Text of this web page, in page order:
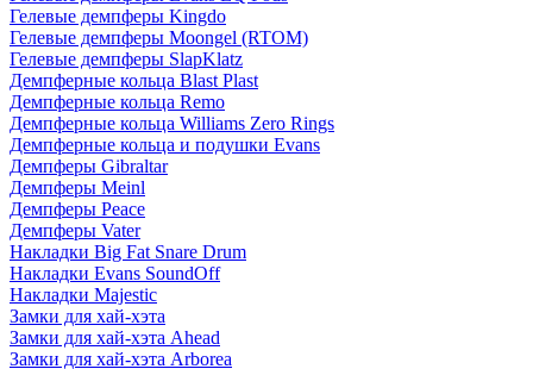
Гелевые демпферы Kingdo
Гелевые демпферы Moongel (RTOM)
Гелевые демпферы SlapKlatz
Демпферные кольца Blast Plast
Демпферные кольца Remo
Демпферные кольца Williams Zero Rings
Демпферные кольца и подушки Evans
Демпферы Gibraltar
Демпферы Meinl
Демпферы Peace
Демпферы Vater
Накладки Big Fat Snare Drum
Накладки Evans SoundOff
Накладки Majestic
Замки для хай-хэта
Замки для хай-хэта Ahead
Замки для хай-хэта Arborea